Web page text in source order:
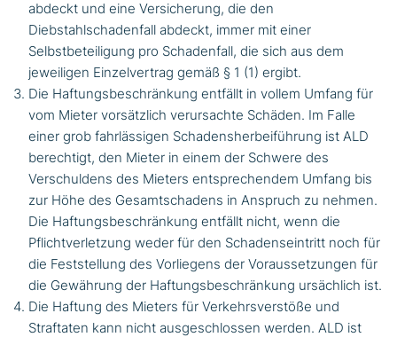
abdeckt und eine Versicherung, die den
Diebstahlschadenfall abdeckt, immer mit einer
Selbstbeteiligung pro Schadenfall, die sich aus dem
jeweiligen Einzelvertrag gemäß § 1 (1) ergibt.
Die Haftungsbeschränkung entfällt in vollem Umfang für
vom Mieter vorsätzlich verursachte Schäden. Im Falle
einer grob fahrlässigen Schadensherbeiführung ist ALD
berechtigt, den Mieter in einem der Schwere des
Verschuldens des Mieters entsprechendem Umfang bis
zur Höhe des Gesamtschadens in Anspruch zu nehmen.
Die Haftungsbeschränkung entfällt nicht, wenn die
Pflichtverletzung weder für den Schadenseintritt noch für
die Feststellung des Vorliegens der Voraussetzungen für
die Gewährung der Haftungsbeschränkung ursächlich ist.
Die Haftung des Mieters für Verkehrsverstöße und
Straftaten kann nicht ausgeschlossen werden. ALD ist